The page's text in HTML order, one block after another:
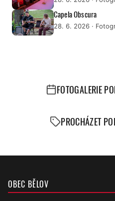
Capela Obscura
28. 6. 2026 ·
FOTOGALERIE
PROCHÁZET
OBEC BĚLOV